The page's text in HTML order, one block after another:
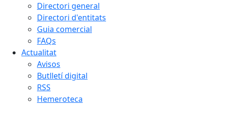
Directori general
Directori d'entitats
Guia comercial
FAQs
Actualitat
Avisos
Butlletí digital
RSS
Hemeroteca